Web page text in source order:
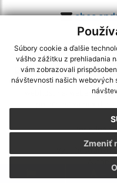
Súbory cookie a ďalšie
vášho zážitku z prehliadania
vám zobrazovali
návštevnosti našich webových
Zmeniť
využite možnosť
CMS systém (redakčný)
Posledná
Vytlačiť stránku